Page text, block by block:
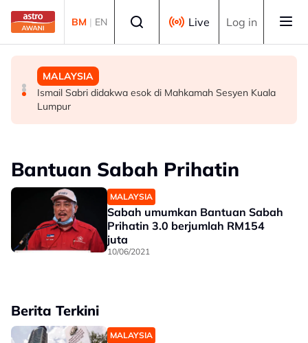
Skip to main content
BM | EN Live Log in
MALAYSIA
Malaysia mula siasatan anti-lambakan keluli dari China,
Taiwan, Vietnam -- MITI
MALAYSIA
Wanita didenda RM75,000 mengaku salah beri rasuah
kepada pegawai jas
MALAYSIA
Ismail Sabri didakwa esok di Mahkamah Sesyen Kuala
Lumpur
Bantuan Sabah Prihatin
MALAYSIA
Sabah umumkan Bantuan Sabah
Prihatin 3.0 berjumlah RM154
juta
10/06/2021
Berita Terkini
MALAYSIA